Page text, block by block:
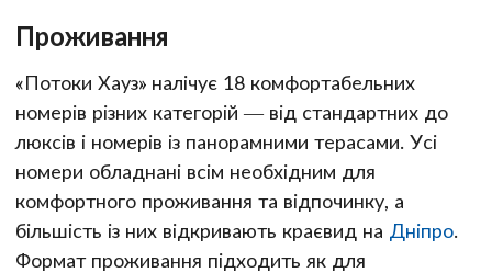
Проживання
«Потоки Хауз» налічує 18 комфортабельних
номерів різних категорій — від стандартних до
люксів і номерів із панорамними терасами. Усі
номери обладнані всім необхідним для
комфортного проживання та відпочинку, а
більшість із них відкривають краєвид на Дніпро.
Формат проживання підходить як для